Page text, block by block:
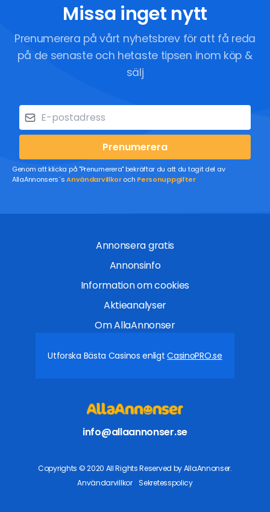
Missa inget nytt
Prenumerera på vårt nyhetsbrev för att få reda
på de senaste och hetaste tipsen inom köp &
sälj
Prenumerera
Genom att klicka på "Prenumerera" bekräftar du att du tagit del av
AllaAnnonsers´sAnvändarvillkoroch Personuppgifter
Annonsera gratis
Annonsinfo
Information om cookies
Aktieanalyser
Om AllaAnnonser
Utforska Bästa Casinos enligtCasinoPRO.se
info@allaannonser.se
Copyrights © 2020 All Rights Reserved by AllaAnnonser.
Användarvillkor
Sekretesspolicy